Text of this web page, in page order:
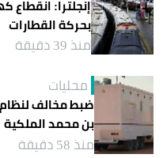
إنجلترا:
بحركة القطارات
منذ 39 دقيقة
محليات
ضبط مخالف لنظام
بن محمد الملكية
منذ 58 دقيقة